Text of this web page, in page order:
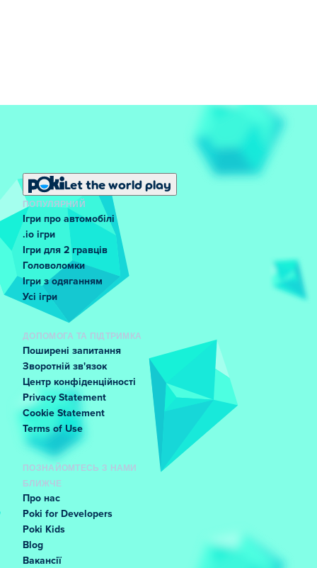
Let the world play
ПОПУЛЯРНИЙ
Ігри про автомобілі
.io ігри
Ігри для 2 гравців
Головоломки
Ігри з одяганням
Усі ігри
ДОПОМОГА ТА ПІДТРИМКА
Поширені запитання
Зворотній зв'язок
Центр конфіденційності
Privacy Statement
Cookie Statement
Terms of Use
ПОЗНАЙОМТЕСЬ З НАМИ
БЛИЖЧЕ
Про нас
Poki for Developers
Poki Kids
Blog
Вакансії